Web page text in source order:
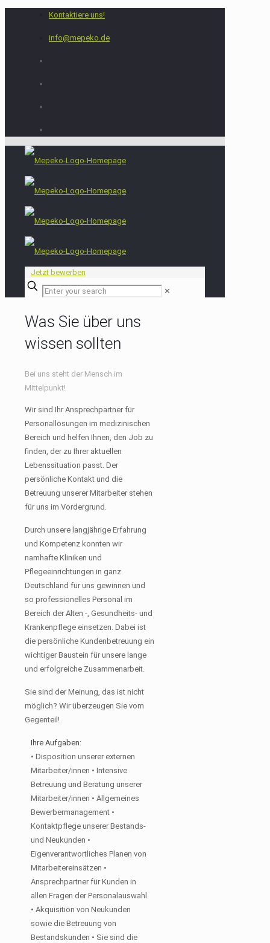
Kontaktiere uns!
info@mepeko.de
Jetzt bewerben
✕
Was Sie über uns
wissen sollten
Bei uns steht der Mensch im
Mittelpunkt!
Wir sind Ihr Ansprechpartner für
Personallösungen im medizinischen
Bereich und helfen Ihnen, den Job zu
finden, der zu Ihrer aktuellen
Lebenssituation passt. Der
persönliche Kontakt und die
Betreuung unserer Mitarbeiter stehen
für uns im Vordergrund.
Durch unsere langjährige Erfahrung
und Kompetenz konnten wir
namhafte Kliniken und
Pflegeeinrichtungen in ganz
Deutschland für uns gewinnen und
so professionelles Personal im
Bereich der Alten -, Gesundheits- und
Krankenpflege einsetzen. Dabei ist
die persönliche Kundenbetreuung ein
wichtiger Baustein für unsere lange
und erfolgreiche Zusammenarbeit.
Sie sind der Meinung, das ist nicht
möglich? Wir überzeugen Sie vom
Gegenteil!
Ihre Aufgaben:
• Disposition unserer externen
Mitarbeiter/innen • Intensive
Betreuung und Beratung unserer
Mitarbeiter/innen • Allgemeines
Bewerbermanagement •
Kontaktpflege unserer Bestands-
und Neukunden •
Eigenverantwortliches Planen von
Mitarbeitereinsätzen •
Ansprechpartner für Kunden in
allen Fragen der Personalauswahl
• Akquisition von Neukunden
sowie die Betreuung von
Bestandskunden • Sie sind die